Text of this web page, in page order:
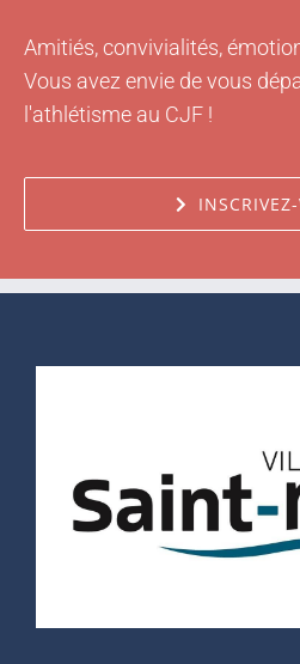
Vous avez envie de vous
l'athlétisme au CJF !